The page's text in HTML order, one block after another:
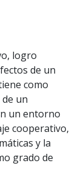
logro
de un
como
un
un entorno
cooperativo,
y la
grado de